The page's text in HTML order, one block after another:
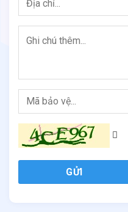
Che phủ vết nứt
Khả năngchống thấm hiệu
Tăng khả năngkháng muối và
Không độc hại, an toàn khi sử
Ứng dụng
SikaTop 109 Seal VN được sử
mục công trình như:
Nhà vệ sinh
Bể nước, bể bơi
GỬI